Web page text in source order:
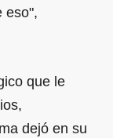
eso",
que le
dejó en su